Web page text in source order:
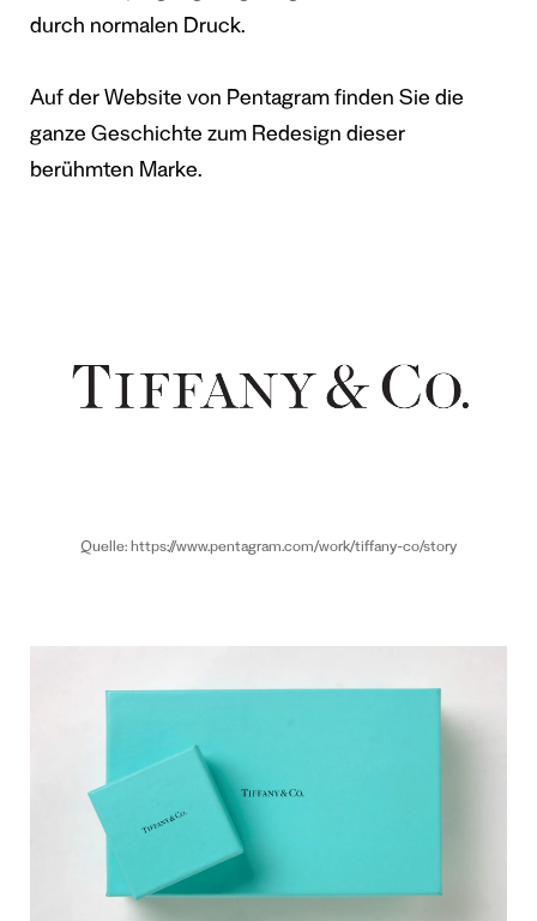
durch normalen Druck.
Auf der Website von Pentagram finden Sie die
ganze Geschichte zum Redesign dieser
berühmten Marke.
Quelle: https://www.pentagram.com/work/tiffany-co/story